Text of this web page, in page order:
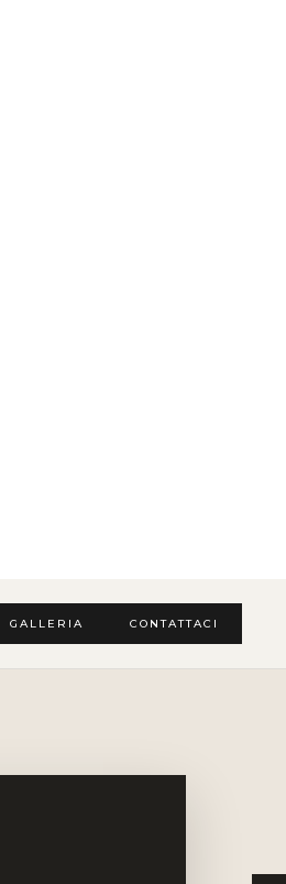
GALLERIA CONTATTACI